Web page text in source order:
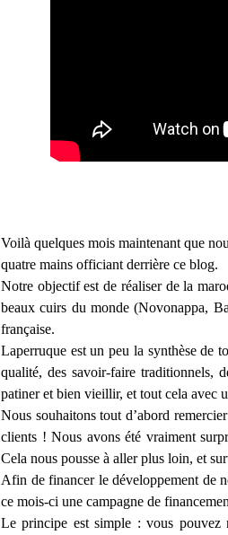
Voilà quelques mois maintenant que
quatre mains officiant derrière ce blog.
Notre objectif est de réaliser de la
beaux cuirs du monde (Novonappa,
française.
Laperruque est un peu la synthèse de
qualité, des savoir-faire traditionnels,
patiner et bien vieillir, et tout cela avec
Nous souhaitons tout d’abord
clients ! Nous avons été vraiment
Cela nous pousse à aller plus loin, et
Afin de financer le développement de
ce mois-ci une campagne de
Le principe est simple : vous pouvez